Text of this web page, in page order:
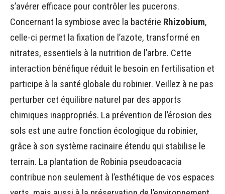
s’avérer efficace pour contrôler les pucerons.
Concernant la symbiose avec la bactérie Rhizobium,
celle-ci permet la fixation de l’azote, transformé en
nitrates, essentiels à la nutrition de l’arbre. Cette
interaction bénéfique réduit le besoin en fertilisation et
participe à la santé globale du robinier. Veillez à ne pas
perturber cet équilibre naturel par des apports
chimiques inappropriés. La prévention de l’érosion des
sols est une autre fonction écologique du robinier,
grâce à son système racinaire étendu qui stabilise le
terrain. La plantation de Robinia pseudoacacia
contribue non seulement à l’esthétique de vos espaces